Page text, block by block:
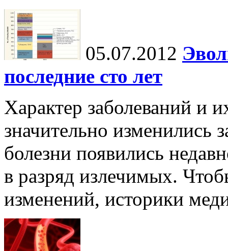
05.07.2012
последние сто лет
Характер заболеваний и
значительно изменились
болезни появились
в разряд излечимых.
изменений, историки